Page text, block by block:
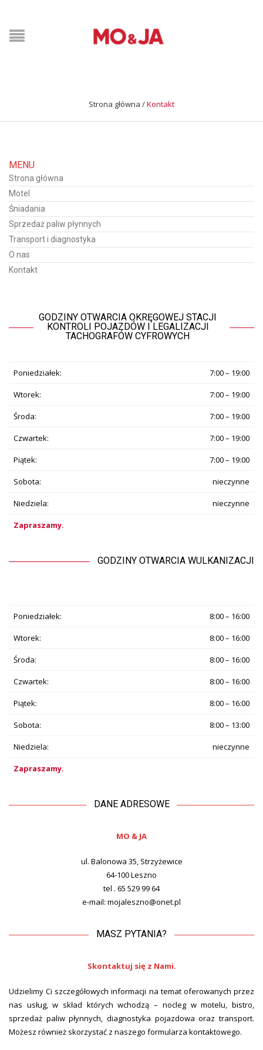
Strona główna /Kontakt
MENU
Strona główna
Motel
Śniadania
Sprzedaż paliw płynnych
Transport i diagnostyka
O nas
Kontakt
GODZINY OTWARCIA OKRĘGOWEJ STACJI
KONTROLI POJAZDÓW I LEGALIZACJI
TACHOGRAFÓW CYFROWYCH
Poniedziałek: 7:00 – 19:00
Wtorek: 7:00 – 19:00
Środa: 7:00 – 19:00
Czwartek: 7:00 – 19:00
Piątek: 7:00 – 19:00
Sobota: nieczynne
Niedziela: nieczynne
Zapraszamy.
GODZINY OTWARCIA WULKANIZACJI
Poniedziałek: 8:00 – 16:00
Wtorek: 8:00 – 16:00
Środa: 8:00 – 16:00
Czwartek: 8:00 – 16:00
Piątek: 8:00 – 16:00
Sobota: 8:00 – 13:00
Niedziela: nieczynne
Zapraszamy.
DANE ADRESOWE
MO & JA
ul. Balonowa 35, Strzyżewice
64-100 Leszno
tel . 65 529 99 64
e-mail: mojaleszno@onet.pl
MASZ PYTANIA?
Skontaktuj się z Nami.
Udzielimy Ci szczegółowych informacji na temat oferowanych przez
nas usług, w skład których wchodzą – nocleg w motelu, bistro,
sprzedaż paliw płynnych, diagnostyka pojazdowa oraz transport.
Możesz również skorzystać z naszego formularza kontaktowego.